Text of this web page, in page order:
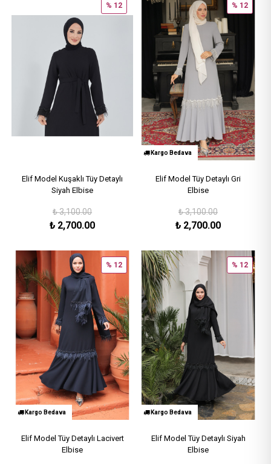
Elif Model Kuşaklı Tüy Detaylı
Siyah Elbise
₺3,100.00
₺ 2,700.00
% 12
Kargo Bedava
Elif Model Tüy Detaylı Gri
Elbise
₺3,100.00
₺ 2,700.00
% 12
Kargo Bedava
Elif Model Tüy Detaylı Lacivert
Elbise
% 12
Kargo Bedava
Elif Model Tüy Detaylı Siyah
Elbise
% 12